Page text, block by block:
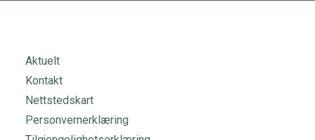
Aktuelt
Kontakt
Nettstedskart
Personvernerklæring